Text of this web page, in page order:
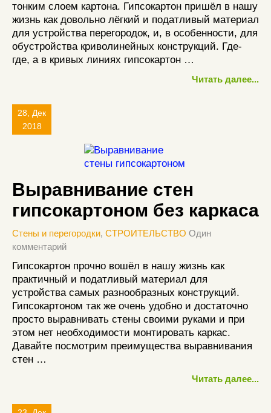
тонким слоем картона. Гипсокартон пришёл в нашу
жизнь как довольно лёгкий и податливый материал
для устройства перегородок, и, в особенности, для
обустройства криволинейных конструкций. Где-
где, а в кривых линиях гипсокартон …
Читать далее...
28, Дек
2018
Выравнивание стен
гипсокартоном без каркаса
Стены и перегородки, СТРОИТЕЛЬСТВО Один
комментарий
Гипсокартон прочно вошёл в нашу жизнь как
практичный и податливый материал для
устройства самых разнообразных конструкций.
Гипсокартоном так же очень удобно и достаточно
просто выравнивать стены своими руками и при
этом нет необходимости монтировать каркас.
Давайте посмотрим преимущества выравнивания
стен …
Читать далее...